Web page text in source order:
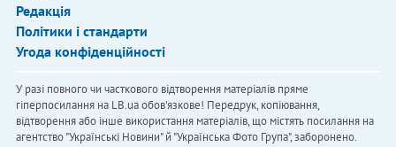
Редакція
Політики і стандарти
Угода конфіденційності
У разі повного чи часткового відтворення матеріалів пряме
гіперпосилання на LB.ua обов'язкове! Передрук, копіювання,
відтворення або інше використання матеріалів, що містять посилання на
агентство "Українськi Новини" й "Українська Фото Група", заборонено.